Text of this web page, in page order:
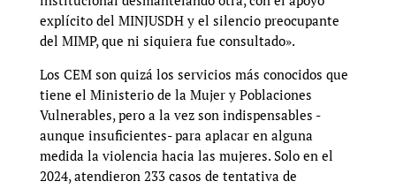
explícito del MINJUSDH y el silencio preocupante
del MIMP, que ni siquiera fue consultado».
Los CEM son quizá los servicios más conocidos que
tiene el Ministerio de la Mujer y Poblaciones
Vulnerables, pero a la vez son indispensables -
aunque insuficientes- para aplacar en alguna
medida la violencia hacia las mujeres. Solo en el
2024, atendieron 233 casos de tentativa de